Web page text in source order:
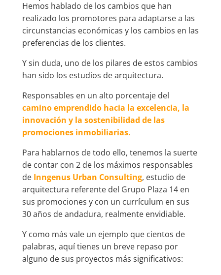
Hemos hablado de los cambios que han
realizado los promotores para adaptarse a las
circunstancias económicas y los cambios en las
preferencias de los clientes.
Y sin duda, uno de los pilares de estos cambios
han sido los estudios de arquitectura.
Responsables en un alto porcentaje del
camino emprendido hacia la excelencia, la
innovación y la sostenibilidad de las
promociones inmobiliarias.
Para hablarnos de todo ello, tenemos la suerte
de contar con 2 de los máximos responsables
de Inngenus Urban Consulting, estudio de
arquitectura referente del Grupo Plaza 14 en
sus promociones y con un currículum en sus
30 años de andadura, realmente envidiable.
Y como más vale un ejemplo que cientos de
palabras, aquí tienes un breve repaso por
alguno de sus proyectos más significativos: